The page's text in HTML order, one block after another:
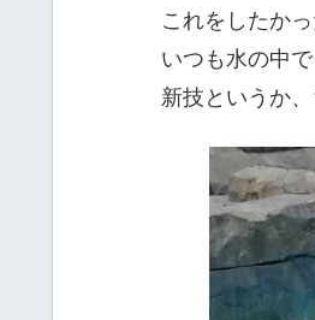
これをしたかっ
いつも水の中
新技というか